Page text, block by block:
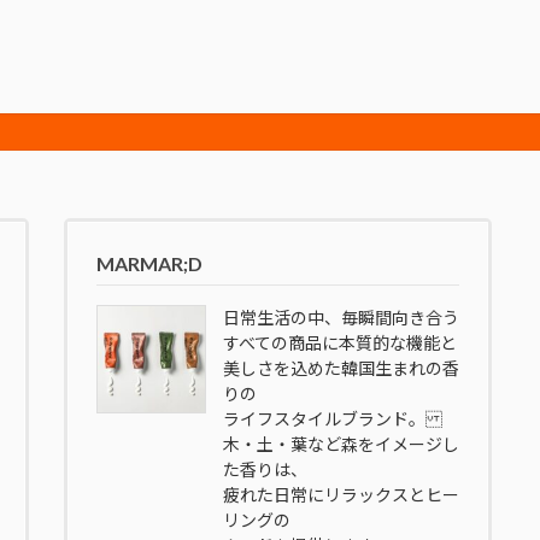
MARMAR;D
日常生活の中、毎瞬間向き合う
すべての商品に本質的な機能と
美しさを込めた韓国生まれの香
りの
ライフスタイルブランド。
木・土・葉など森をイメージし
た香りは、
疲れた日常にリラックスとヒー
リングの